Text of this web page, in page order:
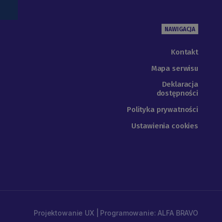
NAWIGACJA
Kontakt
Mapa serwisu
Deklaracja
dostępności
Polityka prywatności
Ustawienia cookies
Projektowanie UX | Programowanie: ALFA BRAVO